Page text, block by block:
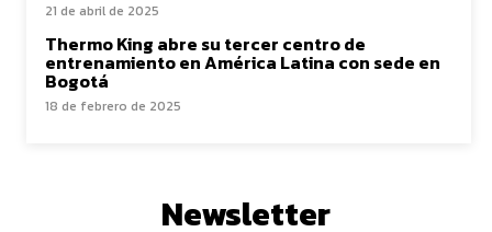
21 de abril de 2025
Thermo King abre su tercer centro de
entrenamiento en América Latina con sede en
Bogotá
18 de febrero de 2025
Newsletter